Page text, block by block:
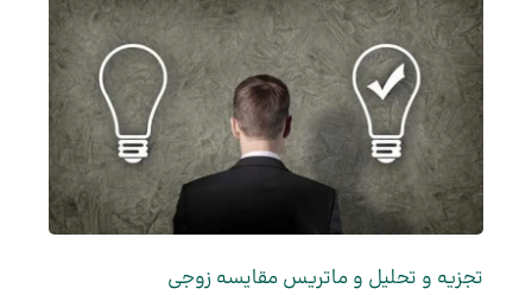
تجزیه و تحلیل و ماتریس مقایسه زوجی